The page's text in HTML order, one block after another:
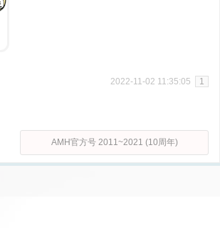
2022-11-02 11:35:05 1
AMH官方号 2011~2021 (10周年)